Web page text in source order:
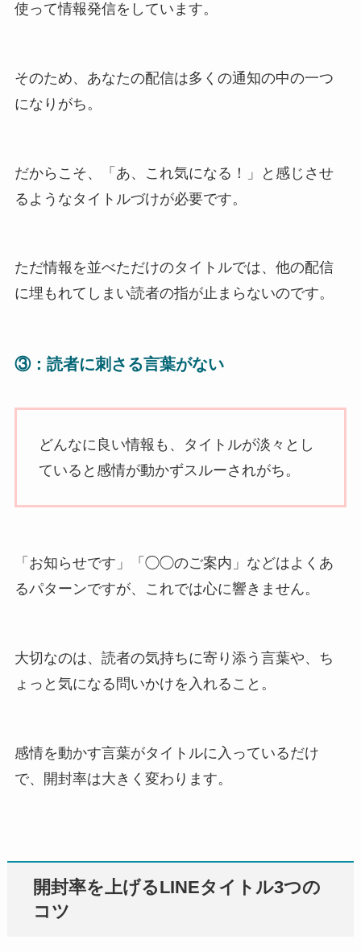
使って情報発信をしています。
そのため、あなたの配信は多くの通知の中の一つ
になりがち。
だからこそ、「あ、これ気になる！」と感じさせ
るようなタイトルづけが必要です。
ただ情報を並べただけのタイトルでは、他の配信
に埋もれてしまい読者の指が止まらないのです。
③：読者に刺さる言葉がない
どんなに良い情報も、タイトルが淡々とし
ていると感情が動かずスルーされがち。
「お知らせです」「◯◯のご案内」などはよくあ
るパターンですが、これでは心に響きません。
大切なのは、読者の気持ちに寄り添う言葉や、ち
ょっと気になる問いかけを入れること。
感情を動かす言葉がタイトルに入っているだけ
で、開封率は大きく変わります。
開封率を上げるLINEタイトル3つの
コツ